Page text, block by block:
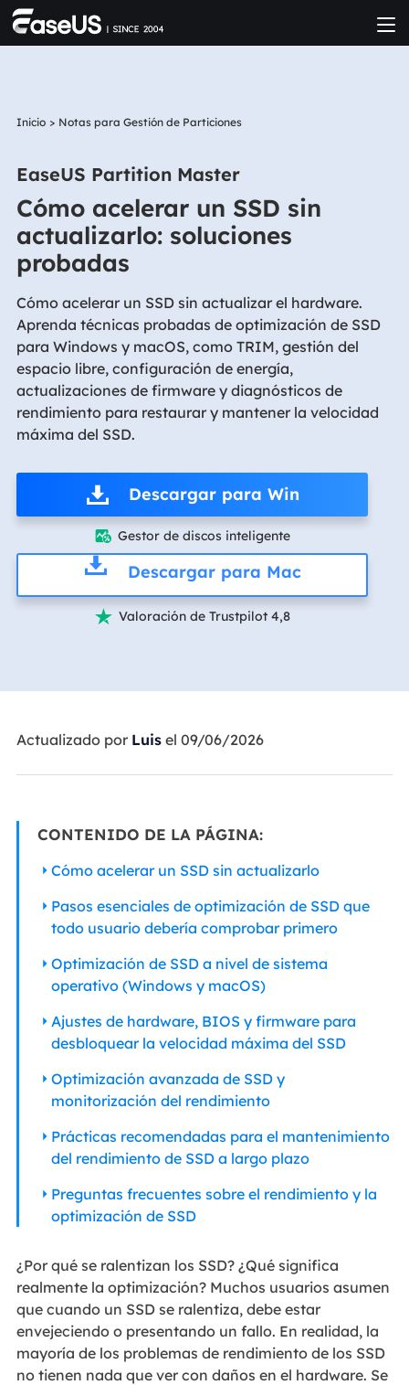
Inicio > Notas para Gestión de Particiones
EaseUS Partition Master
Cómo acelerar un SSD sin
actualizarlo: soluciones
probadas
Cómo acelerar un SSD sin actualizar el hardware.
Aprenda técnicas probadas de optimización de SSD
para Windows y macOS, como TRIM, gestión del
espacio libre, configuración de energía,
actualizaciones de firmware y diagnósticos de
rendimiento para restaurar y mantener la velocidad
máxima del SSD.
Descargar para Win
 Gestor de discos inteligente
Descargar para Mac
 Valoración de Trustpilot 4,8
Actualizado por Luisel 09/06/2026
CONTENIDO DE LA PÁGINA:
Cómo acelerar un SSD sin actualizarlo
Pasos esenciales de optimización de SSD que
todo usuario debería comprobar primero
Optimización de SSD a nivel de sistema
operativo (Windows y macOS)
Ajustes de hardware, BIOS y firmware para
desbloquear la velocidad máxima del SSD
Optimización avanzada de SSD y
monitorización del rendimiento
Prácticas recomendadas para el mantenimiento
del rendimiento de SSD a largo plazo
Preguntas frecuentes sobre el rendimiento y la
optimización de SSD
¿Por qué se ralentizan los SSD? ¿Qué significa
realmente la optimización? Muchos usuarios asumen
que cuando un SSD se ralentiza, debe estar
envejeciendo o presentando un fallo. En realidad, la
mayoría de los problemas de rendimiento de los SSD
no tienen nada que ver con daños en el hardware. Se